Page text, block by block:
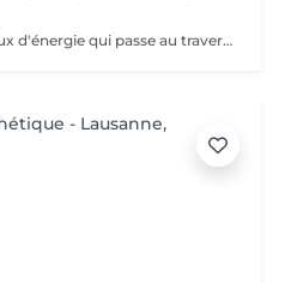
Le soin énergétique est un flux d'énergie qui passe au travers du thérapeute afin d'activer la guérison